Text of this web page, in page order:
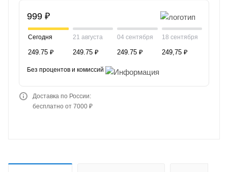
999 ₽
Сегодня
249.75 ₽
21 августа
249.75 ₽
04 сентября
249.75 ₽
18 сентября
249,75 ₽
Без процентов и комиссий
Доставка по России:
бесплатно от 7000 ₽